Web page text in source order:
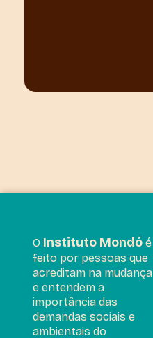
O Instituto Mondó é
feito por pessoas que
acreditam na mudança
e entendem a
importância das
demandas sociais e
ambientais do